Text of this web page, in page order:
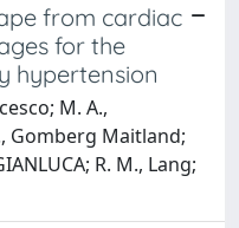
from cardiac
for the
hypertension
M. A.,
Gomberg Maitland;
R. M., Lang;